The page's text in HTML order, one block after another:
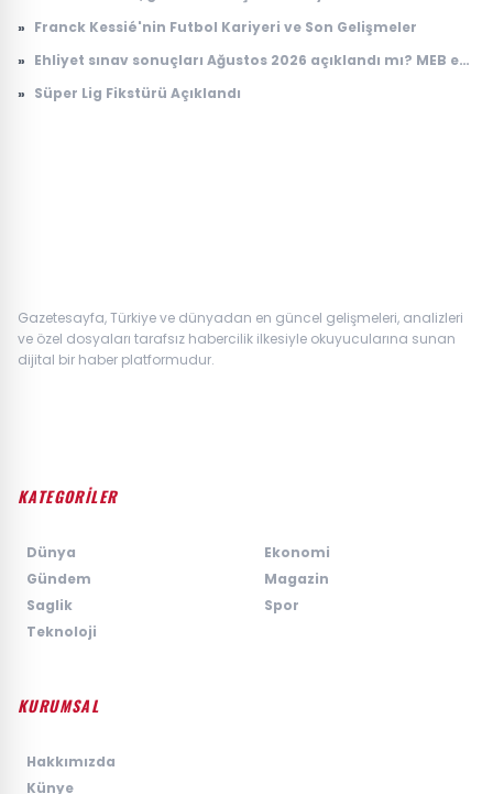
» Franck Kessié'nin Futbol Kariyeri ve Son Gelişmeler
» Ehliyet sınav sonuçları Ağustos 2026 açıklandı mı? MEB e-
» Süper Lig Fikstürü Açıklandı
Gazetesayfa, Türkiye ve dünyadan en güncel gelişmeleri, analizleri
ve özel dosyaları tarafsız habercilik ilkesiyle okuyucularına sunan
dijital bir haber platformudur.
KATEGORİLER
Dünya
Ekonomi
Gündem
Magazin
Saglik
Spor
Teknoloji
KURUMSAL
Hakkımızda
Künye